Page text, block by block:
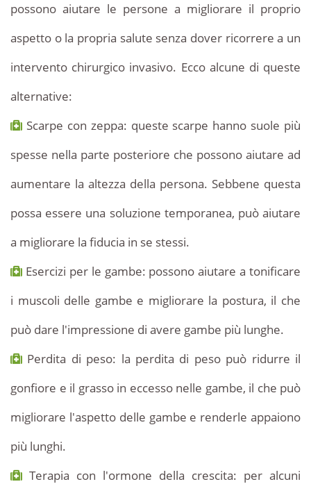
possono aiutare le persone a migliorare il proprio
aspetto o la propria salute senza dover ricorrere a un
intervento chirurgico invasivo. Ecco alcune di queste
alternative:
Scarpe con zeppa: queste scarpe hanno suole più
spesse nella parte posteriore che possono aiutare ad
aumentare la altezza della persona. Sebbene questa
possa essere una soluzione temporanea, può aiutare
a migliorare la fiducia in se stessi.
Esercizi per le gambe: possono aiutare a tonificare
i muscoli delle gambe e migliorare la postura, il che
può dare l'impressione di avere gambe più lunghe.
Perdita di peso: la perdita di peso può ridurre il
gonfiore e il grasso in eccesso nelle gambe, il che può
migliorare l'aspetto delle gambe e renderle appaiono
più lunghi.
Terapia con l'ormone della crescita: per alcuni